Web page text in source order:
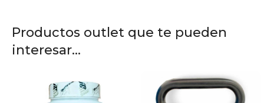
Productos outlet que te pueden
interesar...